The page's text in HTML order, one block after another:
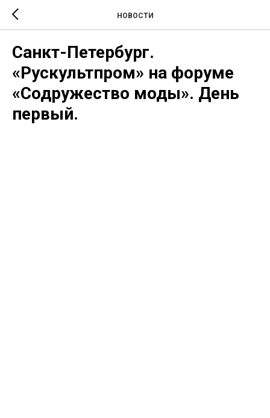
НОВОСТИ
Санкт-Петербург.
«Рускультпром» на форуме
«Содружество моды». День
первый.